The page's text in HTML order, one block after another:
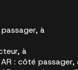
à
à
: côté passager,